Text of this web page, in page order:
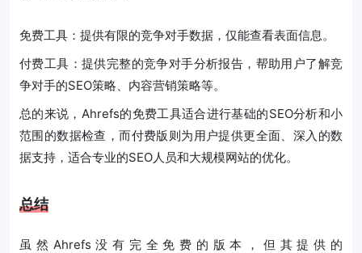
免费工具：提供有限的竞争对手数据，仅能查看表面信息。
付费工具：提供完整的竞争对手分析报告，帮助用户了解竞
争对手的SEO策略、内容营销策略等。
总的来说，Ahrefs的免费工具适合进行基础的SEO分析和小
范围的数据检查，而付费版则为用户提供更全面、深入的数
据支持，适合专业的SEO人员和大规模网站的优化。
总结
虽然Ahrefs没有完全免费的版本，但其提供的